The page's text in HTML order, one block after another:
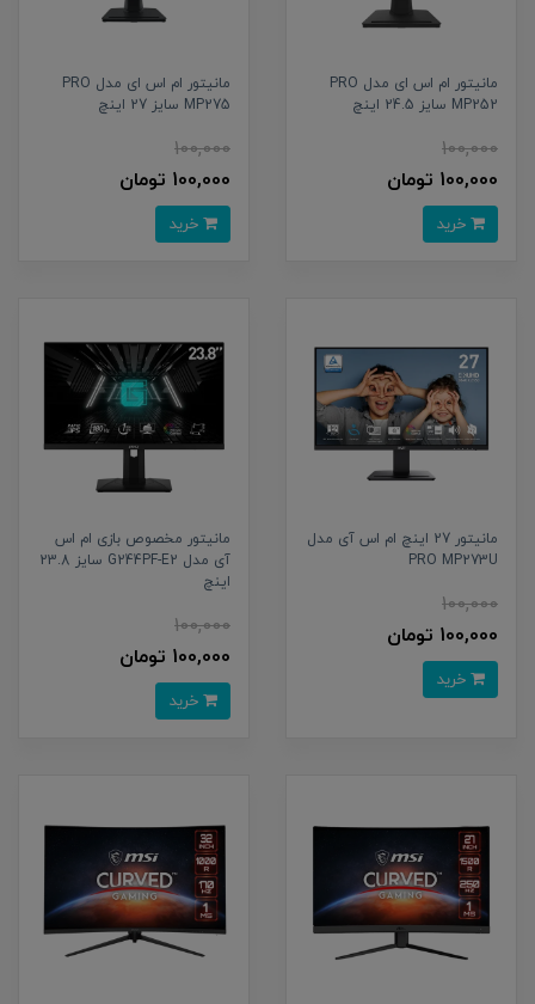
مانیتور ام اس ای مدل PRO
MP252 سایز 24.5 اینچ
100,000
100,000 تومان
مانیتور ام اس ای مدل PRO
MP275 سایز 27 اینچ
100,000
100,000 تومان
مانیتور 27 اینچ ام اس آی مدل
PRO MP273U
100,000
100,000 تومان
مانیتور مخصوص بازی ام اس
آی مدل G244PF-E2 سایز 23.8
اینچ
100,000
100,000 تومان